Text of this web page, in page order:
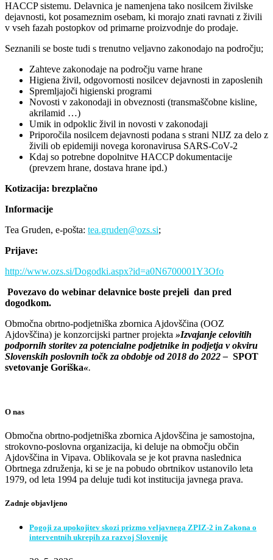
HACCP sistemu. Delavnica je namenjena tako nosilcem živilske
dejavnosti, kot posameznim osebam, ki morajo znati ravnati z živili
v vseh fazah postopkov od primarne proizvodnje do prodaje.
Seznanili se boste tudi s trenutno veljavno zakonodajo na področju;
Zahteve zakonodaje na področju varne hrane
Higiena živil, odgovornosti nosilcev dejavnosti in zaposlenih
Spremljajoči higienski programi
Novosti v zakonodaji in obveznosti (transmaščobne kisline,
akrilamid …)
Umik in odpoklic živil in novosti v zakonodaji
Priporočila nosilcem dejavnosti podana s strani NIJZ za delo z
živili ob epidemiji novega koronavirusa SARS-CoV-2
Kdaj so potrebne dopolnitve HACCP dokumentacije
(prevzem hrane, dostava hrane ipd.)
Kotizacija: brezplačno
Informacije
Tea Gruden, e-pošta: tea.gruden@ozs.si;
Prijave:
http://www.ozs.si/Dogodki.aspx?id=a0N6700001Y3Ofo
Povezavo do webinar delavnice boste prejeli dan pred
dogodkom.
Območna obrtno-podjetniška zbornica Ajdovščina (OOZ
Ajdovščina) je konzorcijski partner projekta »Izvajanje celovitih
podpornih storitev za potencialne podjetnike in podjetja vokviru
Slovenskih poslovnih točk za obdobje od 2018 do 2022 – SPOT
svetovanje Goriška«.
O nas
Območna obrtno-podjetniška zbornica Ajdovščina je samostojna,
strokovno-poslovna organizacija, ki deluje na območju občin
Ajdovščina in Vipava. Oblikovala se je kot pravna naslednica
Obrtnega združenja, ki se je na pobudo obrtnikov ustanovilo leta
1979, od leta 1994 pa deluje tudi kot institucija javnega prava.
Zadnje objavljeno
Pogoji za upokojitev skozi prizmo veljavnega ZPIZ-2 in Zakona o
interventnih ukrepih za razvoj Slovenije